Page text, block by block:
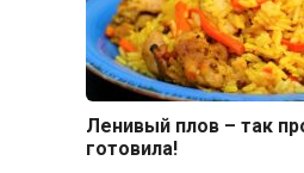
Ленивый плов – так
готовила!